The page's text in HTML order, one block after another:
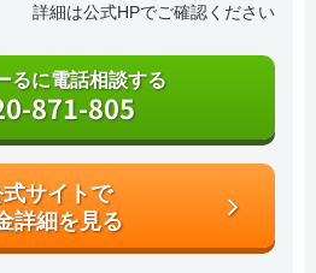
詳細は公式HPでご確認ください
るに電話相談する
871-805
サイトで
詳細を見る